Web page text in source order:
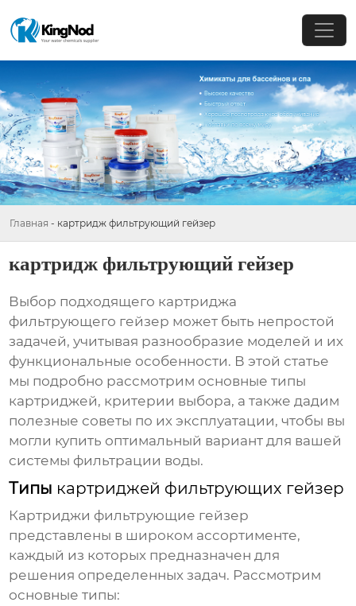
Главная - картридж фильтрующий гейзер
картридж фильтрующий гейзер
Выбор подходящего картриджа
фильтрующего гейзер может быть непростой
задачей, учитывая разнообразие моделей и их
функциональные особенности. В этой статье
мы подробно рассмотрим основные типы
картриджей, критерии выбора, а также дадим
полезные советы по их эксплуатации, чтобы вы
могли купить оптимальный вариант для вашей
системы фильтрации воды.
Типы картриджей фильтрующих гейзер
Картриджи фильтрующие гейзер
представлены в широком ассортименте,
каждый из которых предназначен для
решения определенных задач. Рассмотрим
основные типы: